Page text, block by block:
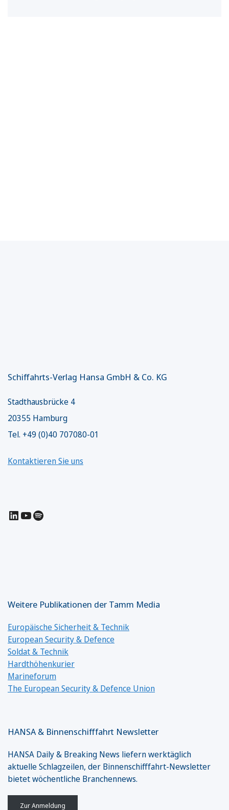
Schiffahrts-Verlag Hansa GmbH & Co. KG
Stadthausbrücke 4
20355 Hamburg
Tel. +49 (0)40 707080-01
Kontaktieren Sie uns
LinkedIn
YouTube
Spotify
Weitere Publikationen der Tamm Media
Europäische Sicherheit & Technik
European Security & Defence
Soldat & Technik
Hardthöhenkurier
Marineforum
The European Security & Defence Union
HANSA & Binnenschifffahrt Newsletter
HANSA Daily & Breaking News liefern werktäglich
aktuelle Schlagzeilen, der Binnenschifffahrt-Newsletter
bietet wöchentliche Branchennews.
Zur Anmeldung